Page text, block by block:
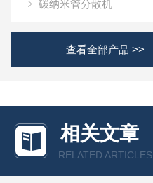
碳纳米管分散机
查看全部产品 >>
相关文章
RELATED ARTICLES